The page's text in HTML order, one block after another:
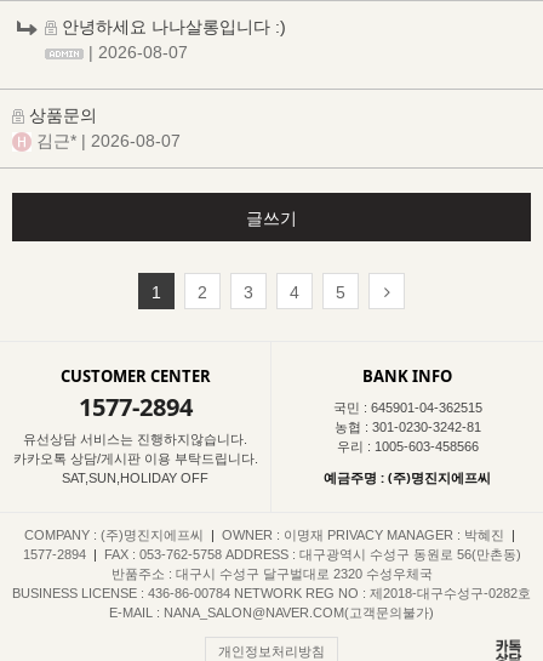
안녕하세요 나나살롱입니다 :)
| 2026-08-07
상품문의
김근* | 2026-08-07
글쓰기
1 2 3 4 5
CUSTOMER CENTER
1577-2894
유선상담 서비스는 진행하지않습니다.
카카오톡 상담/게시판 이용 부탁드립니다.
SAT,SUN,HOLIDAY OFF
BANK INFO
국민 : 645901-04-362515
농협 : 301-0230-3242-81
우리 : 1005-603-458566
예금주명 : (주)명진지에프씨
COMPANY : (주)명진지에프씨 | OWNER : 이명재 PRIVACY MANAGER : 박혜진
|
1577-2894
| FAX : 053-762-5758 ADDRESS : 대구광역시 수성구 동원로 56(만촌동)
반품주소 : 대구시 수성구 달구벌대로 2320 수성우체국
BUSINESS LICENSE : 436-86-00784 NETWORK REG NO : 제2018-대구수성구-0282호
E-MAIL : NANA_SALON@NAVER.COM(고객문의불가)
개인정보처리방침